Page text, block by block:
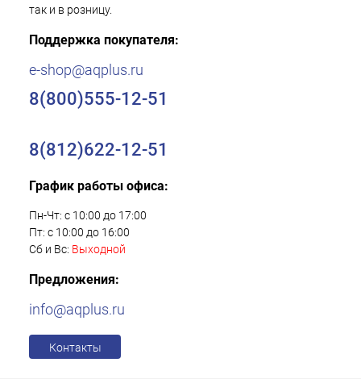
так и в розницу.
Поддержка покупателя:
e-shop@aqplus.ru
8(800)555-12-51
8(812)622-12-51
График работы офиса:
Пн-Чт: с 10:00 до 17:00
Пт: с 10:00 до 16:00
Сб и Вс: Выходной
Предложения:
info@aqplus.ru
Контакты